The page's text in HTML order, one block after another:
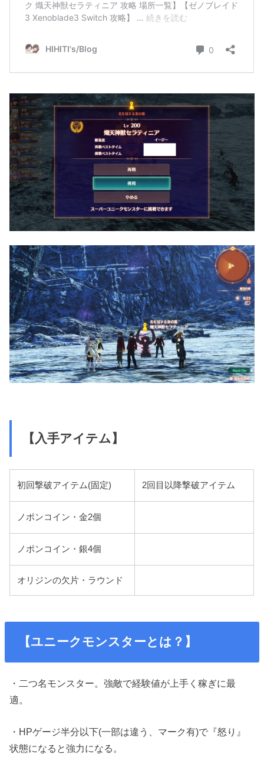
【入手アイテム】
初回撃破アイテム(固定) 2回目以降撃破アイテム
ノポンコイン・金2個
ノポンコイン・銀4個
オリジンの欠片・ラウンド
【ユニークモンスターとは？】
・二つ名モンスター。強敵で経験値が上手く稼ぎに最
適。
・HPゲージ半分以下(一部は違う、マーク有)で『怒り』
状態になると強力になる。